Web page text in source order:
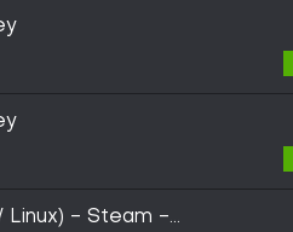
Linux) - Steam -